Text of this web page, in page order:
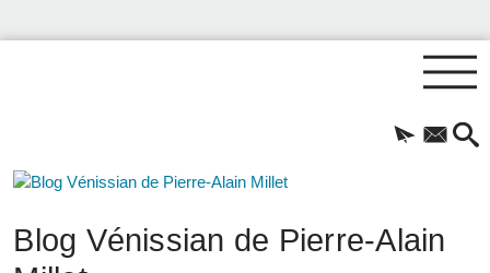
Blog Vénissian de Pierre-Alain